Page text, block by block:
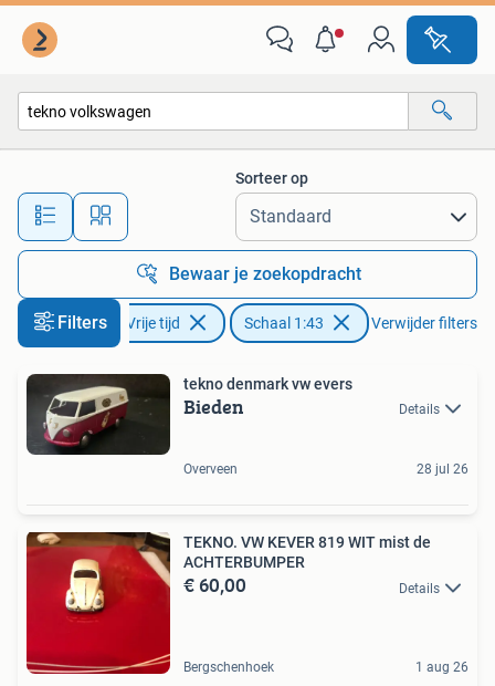
Alle afstanden…
Sorteer op
Bewaar je zoekopdracht
Filters
Hobby en Vrije tijd Schaal 1:43 Verwijder filters
tekno denmark vw evers
Bieden Details
Overveen 28 jul 26
TEKNO. VW KEVER 819 WIT mist de
ACHTERBUMPER
€ 60,00 Details
Bergschenhoek 1 aug 26